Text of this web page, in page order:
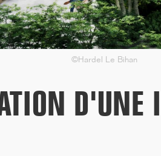
©Hardel Le Bihan